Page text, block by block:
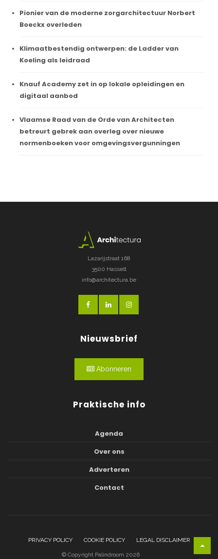
Pionier van de moderne zorgarchitectuur Norbert
Boeckx overleden
Klimaatbestendig ontwerpen: de Ladder van
Koeling als leidraad
Knauf Academy zet in op lokale opleidingen en
digitaal aanbod
Vlaamse Raad van de Orde van Architecten
betreurt gebrek aan overleg over nieuwe
normenboeken voor omgevingsvergunningen
Lazarijstraat 168
3500 Hasselt
info@architectura.be
Nieuwsbrief
Abonneren
Praktische info
Agenda
Over ons
Adverteren
Contact
PRIVACY POLICY COOKIE POLICY LEGAL DISCLAIMER
© Copyright Palindroom 2026